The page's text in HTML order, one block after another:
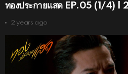
ทองประกายแสด EP.05 (1/4) |
2 years ago